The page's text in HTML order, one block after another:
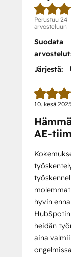
Perustuu 24
arvosteluun
Suodata
arvostelut:
Järjestä:
10. kesä 2025
AE-
hyvin
heidän
aina